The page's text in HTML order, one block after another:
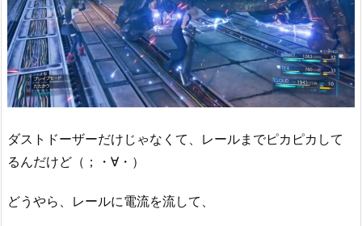
ダストドーザーだけじゃなくて、レールまでピカピカして
るんだけど（；・∀・）
どうやら、レールに電流を流して、